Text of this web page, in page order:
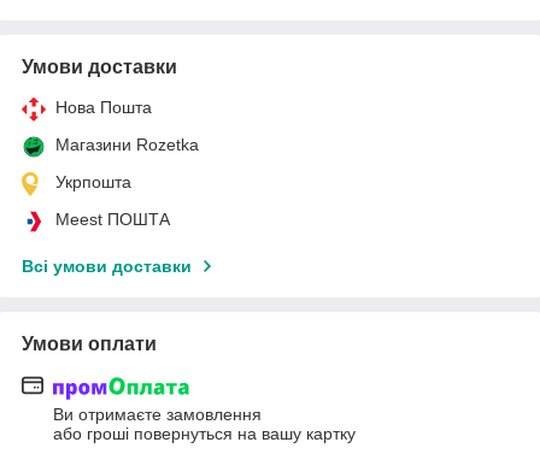
Умови доставки
Нова Пошта
Магазини Rozetka
Укрпошта
Meest ПОШТА
Всі умови доставки
Умови оплати
Ви отримаєте замовлення
або гроші повернуться на вашу картку